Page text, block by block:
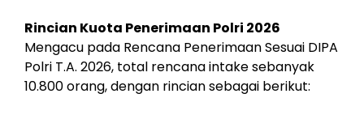
Rincian Kuota Penerimaan Polri 2026
Mengacu pada Rencana Penerimaan Sesuai DIPA
Polri T.A. 2026, total rencana intake sebanyak
10.800 orang, dengan rincian sebagai berikut: